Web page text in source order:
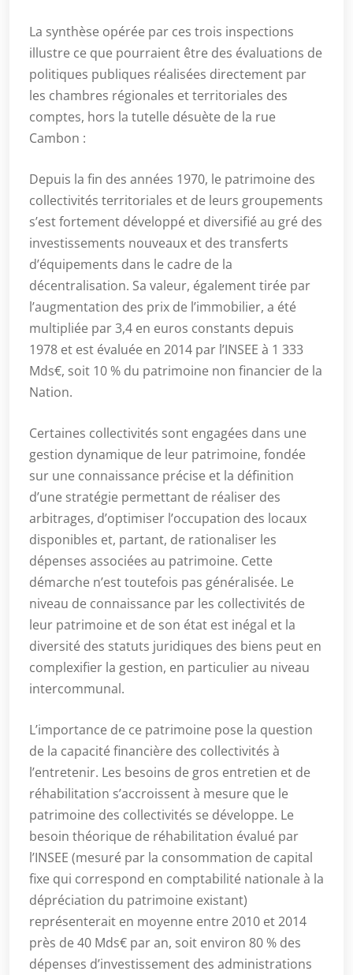
La synthèse opérée par ces trois inspections
illustre ce que pourraient être des évaluations de
politiques publiques réalisées directement par
les chambres régionales et territoriales des
comptes, hors la tutelle désuète de la rue
Cambon :
Depuis la fin des années 1970, le patrimoine des
collectivités territoriales et de leurs groupements
s’est fortement développé et diversifié au gré des
investissements nouveaux et des transferts
d’équipements dans le cadre de la
décentralisation. Sa valeur, également tirée par
l’augmentation des prix de l’immobilier, a été
multipliée par 3,4 en euros constants depuis
1978 et est évaluée en 2014 par l’INSEE à 1 333
Mds€, soit 10 % du patrimoine non financier de la
Nation.
Certaines collectivités sont engagées dans une
gestion dynamique de leur patrimoine, fondée
sur une connaissance précise et la définition
d’une stratégie permettant de réaliser des
arbitrages, d’optimiser l’occupation des locaux
disponibles et, partant, de rationaliser les
dépenses associées au patrimoine. Cette
démarche n’est toutefois pas généralisée. Le
niveau de connaissance par les collectivités de
leur patrimoine et de son état est inégal et la
diversité des statuts juridiques des biens peut en
complexifier la gestion, en particulier au niveau
intercommunal.
L’importance de ce patrimoine pose la question
de la capacité financière des collectivités à
l’entretenir. Les besoins de gros entretien et de
réhabilitation s’accroissent à mesure que le
patrimoine des collectivités se développe. Le
besoin théorique de réhabilitation évalué par
l’INSEE (mesuré par la consommation de capital
fixe qui correspond en comptabilité nationale à la
dépréciation du patrimoine existant)
représenterait en moyenne entre 2010 et 2014
près de 40 Mds€ par an, soit environ 80 % des
dépenses d’investissement des administrations